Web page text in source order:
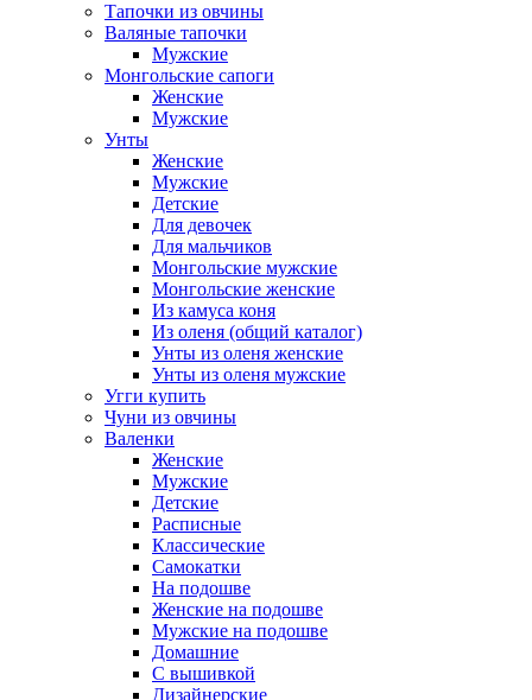
Тапочки из овчины
Валяные тапочки
Мужские
Монгольские сапоги
Женские
Мужские
Унты
Женские
Мужские
Детские
Для девочек
Для мальчиков
Монгольские мужские
Монгольские женские
Из камуса коня
Из оленя (общий каталог)
Унты из оленя женские
Унты из оленя мужские
Угги купить
Чуни из овчины
Валенки
Женские
Мужские
Детские
Расписные
Классические
Самокатки
На подошве
Женские на подошве
Мужские на подошве
Домашние
С вышивкой
Дизайнерские